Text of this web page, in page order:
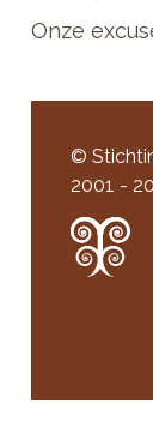
Onze
©
2001 -